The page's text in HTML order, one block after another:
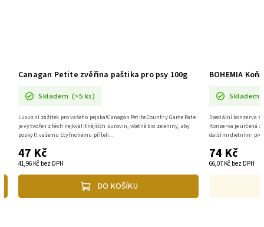
Canagan Petite zvěřina paštika pro psy 100g
Skladem (>5 ks)
41,96 Kč bez DPH
47 Kč
DO KOŠÍKU
Luxusní zážitek pro vašeho pejska!Canagan Petite Country Game Paté
je vytvořen z těch nejkvalitnějších surovin, včetně bio zeleniny, aby
poskytl vašemu čtyřnohému příteli...
BOHEMIA
Skladem
66,07 Kč bez DPH
74 Kč
Speciální konzerva s
Konzerva je určená
dalšími dietními